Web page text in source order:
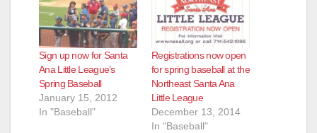
Sign up now for Santa
Ana Little League’s
Spring Baseball
January 15, 2012
In "Baseball"
Registrations now open
for spring baseball at the
Northeast Santa Ana
Little League
December 13, 2014
In "Baseball"